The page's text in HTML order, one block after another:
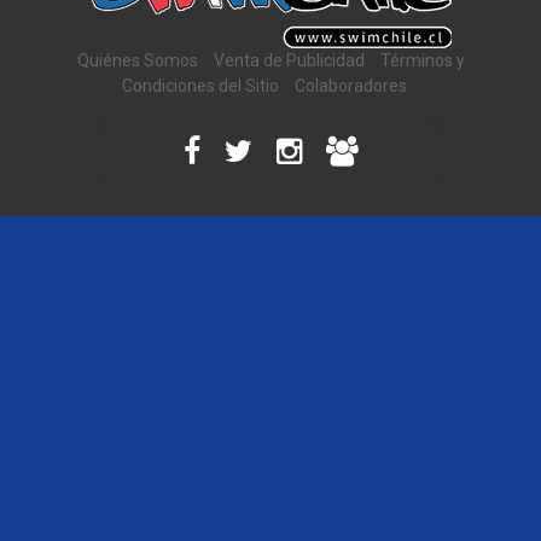
Quiénes Somos Venta de Publicidad
Términos y
Condiciones del Sitio
Colaboradores